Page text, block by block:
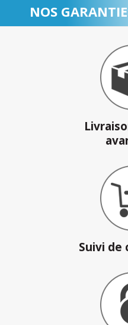
NOS
Suivi de